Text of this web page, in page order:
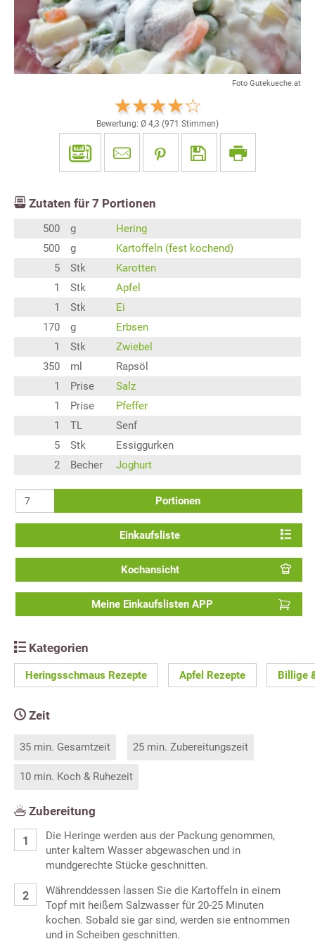
Foto Gutekueche.at
Bewertung: Ø 4,3 (971 Stimmen)
Zutaten für 7 Portionen
500 g
Hering
500
g
Kartoffeln (fest kochend)
5
Stk
Karotten
1
Stk
Apfel
1
Stk
Ei
170
g
Erbsen
1
Stk
Zwiebel
350
ml
Rapsöl
1
Prise
Salz
1
Prise
Pfeffer
1
TL
Senf
5
Stk
Essiggurken
2
Becher Joghurt
Portionen
Einkaufsliste
Kochansicht
Meine Einkaufslisten APP
Kategorien
Heringsschmaus Rezepte Apfel Rezepte Billige
Zeit
35 min. Gesamtzeit 25 min. Zubereitungszeit
10 min. Koch & Ruhezeit
Zubereitung
Die Heringe werden aus der Packung genommen,
unter kaltem Wasser abgewaschen und in
mundgerechte Stücke geschnitten.
Währenddessen lassen Sie die Kartoffeln in einem
Topf mit heißem Salzwasser für 20-25 Minuten
kochen. Sobald sie gar sind, werden sie entnommen
und in Scheiben geschnitten.